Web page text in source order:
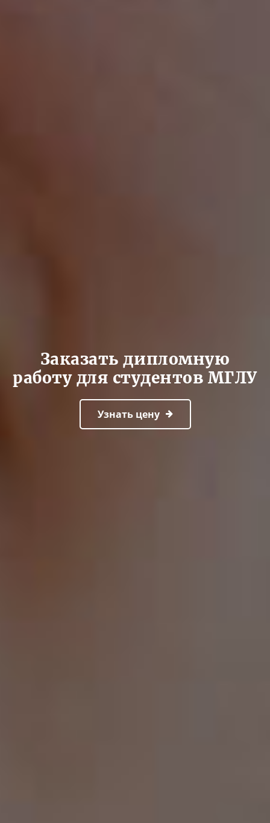
Заказать дипломную
работу для студентов МГЛУ
Узнать цену